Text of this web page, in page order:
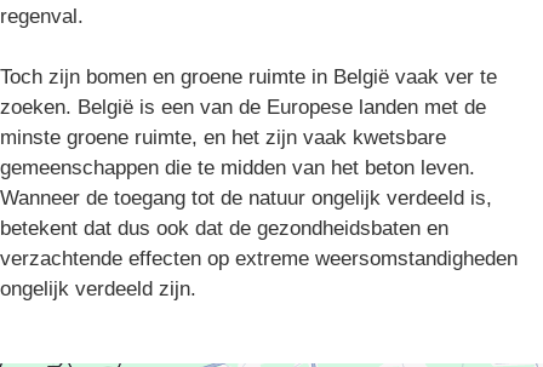
regenval.
Toch zijn bomen en groene ruimte in België vaak ver te
zoeken. België is een van de Europese landen met de
minste groene ruimte, en het zijn vaak kwetsbare
gemeenschappen die te midden van het beton leven.
Wanneer de toegang tot de natuur ongelijk verdeeld is,
betekent dat dus ook dat de gezondheidsbaten en
verzachtende effecten op extreme weersomstandigheden
ongelijk verdeeld zijn.